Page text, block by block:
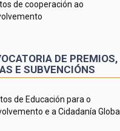
de cooperación ao
DE PREMIOS,
E SUBVENCIÓNS
de Educación para o
e a Cidadanía Global